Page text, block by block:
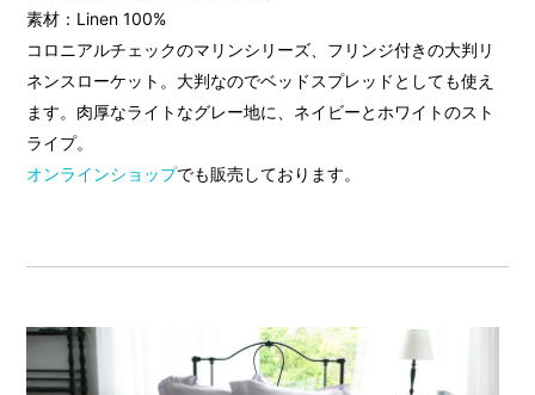
素材：Linen 100%
コロニアルチェックのマリンシリーズ、フリンジ付きの大判リ
ネンスローケット。大判なのでベッドスプレッドとしても使え
ます。肉厚なライトなグレー地に、ネイビーとホワイトのスト
ライプ。
オンラインショップでも販売しております。